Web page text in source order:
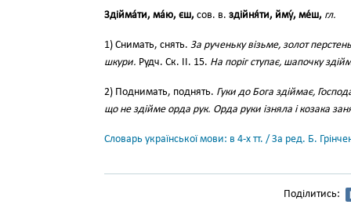
Здійма́ти, ма́ю, єш, сов. в. здійня́ти, йму́, ме́ш, гл.
1) Снимать, снять. За рученьку візьме, золот
шкури. Рудч. Ск. II. 15. На поріг ступає, шапочку
2) Поднимать, поднять. Гуки до Бога здіймає,
що не здійме орда рук. Орда руки ізняла і козака
Словарь української мови: в 4-х тт. / За ред. Б.
Поділитись: